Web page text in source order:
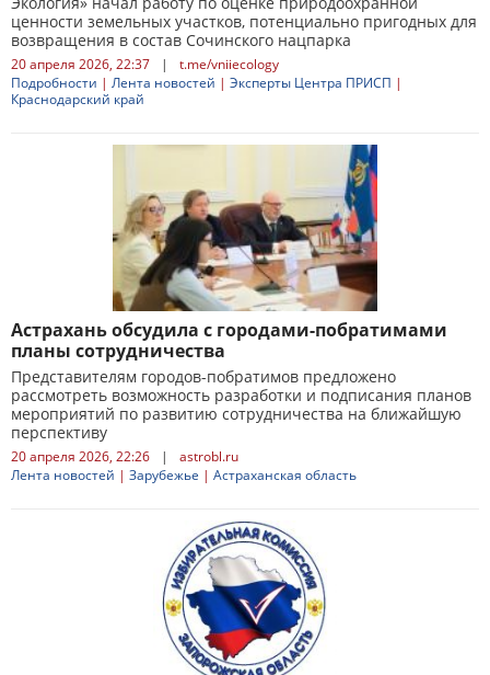
ценности земельных участков, потенциально пригодных для
возвращения в состав Сочинского нацпарка
20 апреля 2026, 22:37 |
t.me/vniiecology
Подробности | Лента новостей | Эксперты Центра ПРИСП |
Краснодарский край
Астрахань обсудила с городами-побратимами
планы сотрудничества
Представителям городов-побратимов предложено
рассмотреть возможность разработки и подписания планов
мероприятий по развитию сотрудничества на ближайшую
перспективу
20 апреля 2026, 22:26 |
astrobl.ru
Лента новостей | Зарубежье | Астраханская область